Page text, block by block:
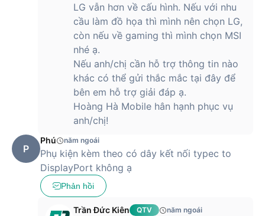
LG vẫn hơn về cấu hình. Nếu với nhu
cầu làm đồ họa thì mình nên chọn LG,
còn nếu về gaming thì mình chọn MSI
nhé ạ.
Nếu anh/chị cần hỗ trợ thông tin nào
khác có thể gửi thắc mắc tại đây để
bên em hỗ trợ giải đáp ạ.
Hoàng Hà Mobile hân hạnh phục vụ
anh/chị!
P
Phú năm ngoái
Phụ kiện kèm theo có dây kết nối typec to
DisplayPort không ạ
Phản hồi
Trần Đức Kiên QTV năm ngoái